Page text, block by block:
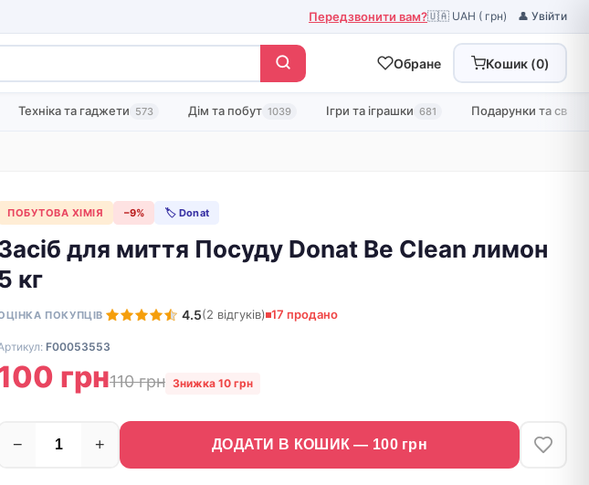
Передзвонити вам?🇺🇦 UAH ( грн) 👤 Увійти
Обране Кошик (0)
Техніка та гаджети 573 Дім та побут 1039 Ігри та іграшки 681 Подарунки та свята
ПОБУТОВА ХІМІЯ −9% 🏷 Donat
для миття Посуду Donat Be Clean лимон
кг
ПОКУПЦІВ 4.5(2 відгуків) 17 продано
F00053553
грн110 грн Знижка 10 грн
− + ДОДАТИ В КОШИК — 100грн